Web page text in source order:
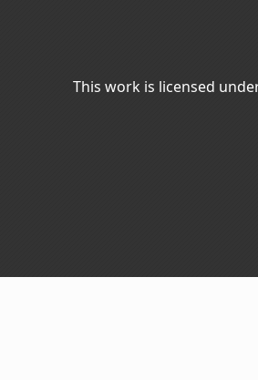
This work is licensed